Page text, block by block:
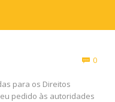
 0
para os Direitos
pedido às autoridades